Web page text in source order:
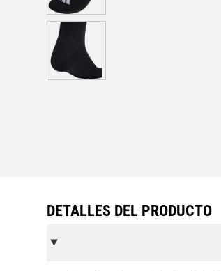
DETALLES DEL PRODUCTO